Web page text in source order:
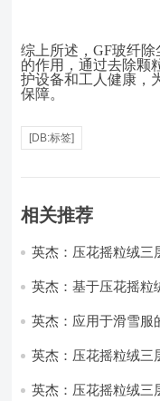
综上所述，GF玻纤
的作用，通过去除颗
护设备和工人健康，
保障。
[DB:标签]
相关推荐
英杰：压花摇粒绒三
英杰：基于压花摇粒
英杰：应用于滑雪服
英杰：压花摇粒绒三
英杰：压花摇粒绒三